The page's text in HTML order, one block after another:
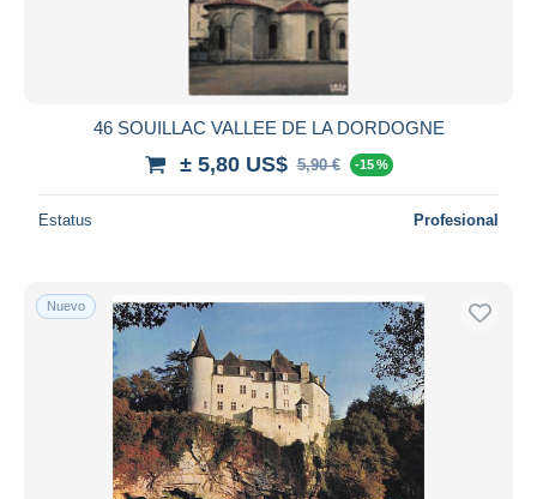
46 SOUILLAC VALLEE DE LA DORDOGNE
± 5,80 US$ 5,90 € -15 %
Estatus Profesional
Nuevo